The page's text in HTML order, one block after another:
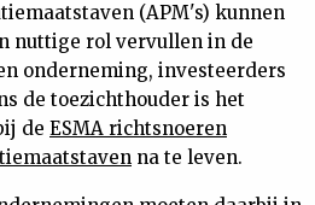
(APM's) kunnen
nuttige rol vervullen in de
onderneming, investeerders
de toezichthouder is het
de ESMA richtsnoeren
na te leven.